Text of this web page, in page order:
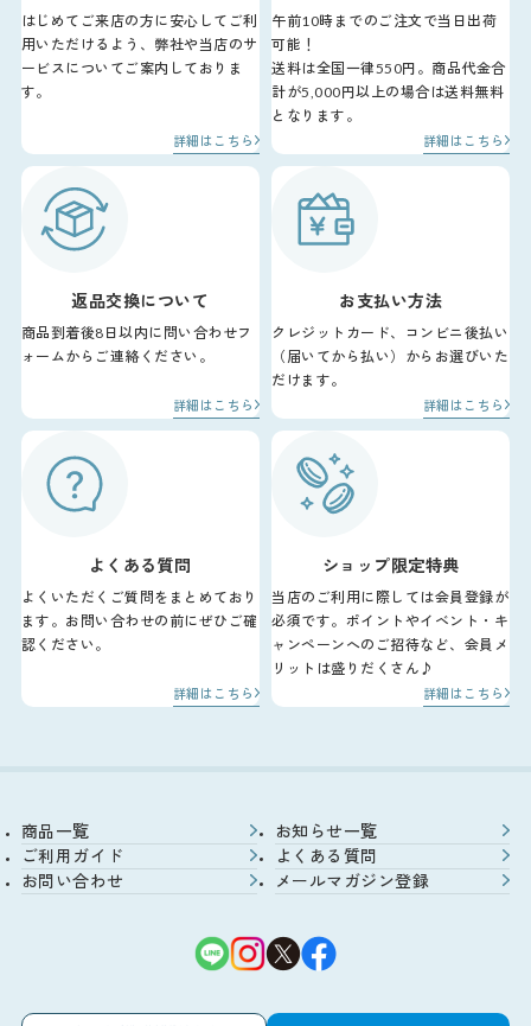
はじめてご来店の方に安心してご利
用いただけるよう、弊社や当店のサ
ービスについてご案内しておりま
す。
詳細はこちら
午前10時までのご注文で当日出荷
可能！
送料は全国一律550円。商品代金合
計が5,000円以上の場合は送料無料
となります。
詳細はこちら
返品交換について
商品到着後8日以内に問い合わせフ
ォームからご連絡ください。
詳細はこちら
お支払い方法
クレジットカード、コンビニ後払い
（届いてから払い）からお選びいた
だけます。
詳細はこちら
よくある質問
よくいただくご質問をまとめており
ます。お問い合わせの前にぜひご確
認ください。
詳細はこちら
ショップ限定特典
当店のご利用に際しては会員登録が
必須です。ポイントやイベント・キ
ャンペーンへのご招待など、会員メ
リットは盛りだくさん♪
詳細はこちら
商品一覧
お知らせ一覧
ご利用ガイド
よくある質問
お問い合わせ
メールマガジン登録